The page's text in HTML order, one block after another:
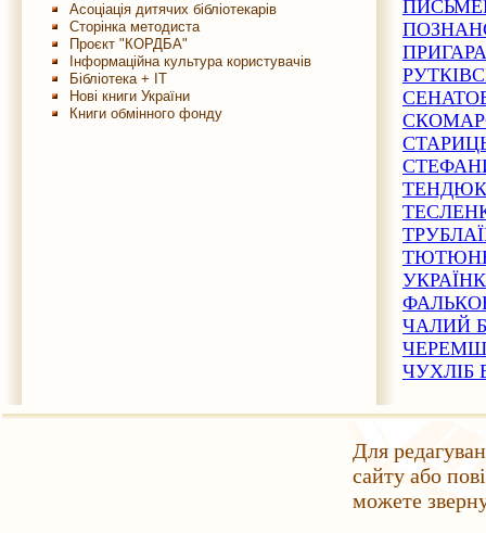
Асоціація дитячих бібліотекарів
Сторінка методиста
Проєкт "КОРДБА"
Інформаційна культура користувачів
Бібліотека + IT
Нові книги України
Книги обмінного фонду
ЧАЛИЙ
ЧУХЛІБ
Для
сайту або
можете